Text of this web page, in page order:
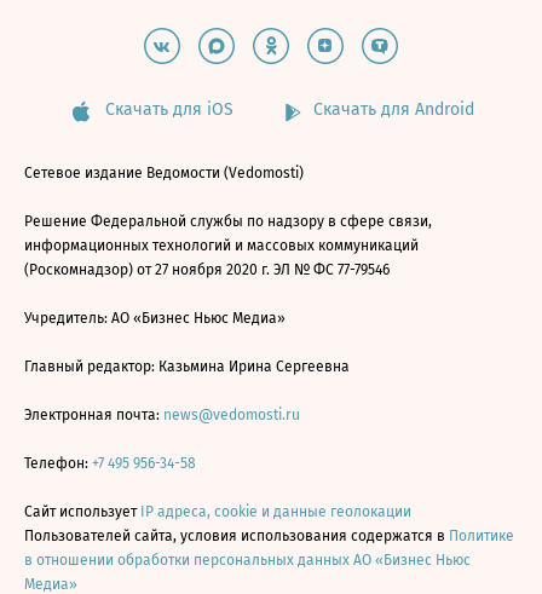
Скачать для iOS Скачать для Android
Сетевое издание Ведомости (Vedomosti)
Решение Федеральной службы по надзору в сфере связи,
информационных технологий и массовых коммуникаций
(Роскомнадзор) от 27 ноября 2020 г. ЭЛ № ФС 77-79546
Учредитель: АО «Бизнес Ньюс Медиа»
Главный редактор: Казьмина Ирина Сергеевна
Электронная почта: news@vedomosti.ru
Телефон: +7 495 956-34-58
Сайт использует IP адреса, cookie и данные геолокации
Пользователей сайта, условия использования содержатся в Политике
в отношении обработки персональных данных АО «Бизнес Ньюс
Медиа»